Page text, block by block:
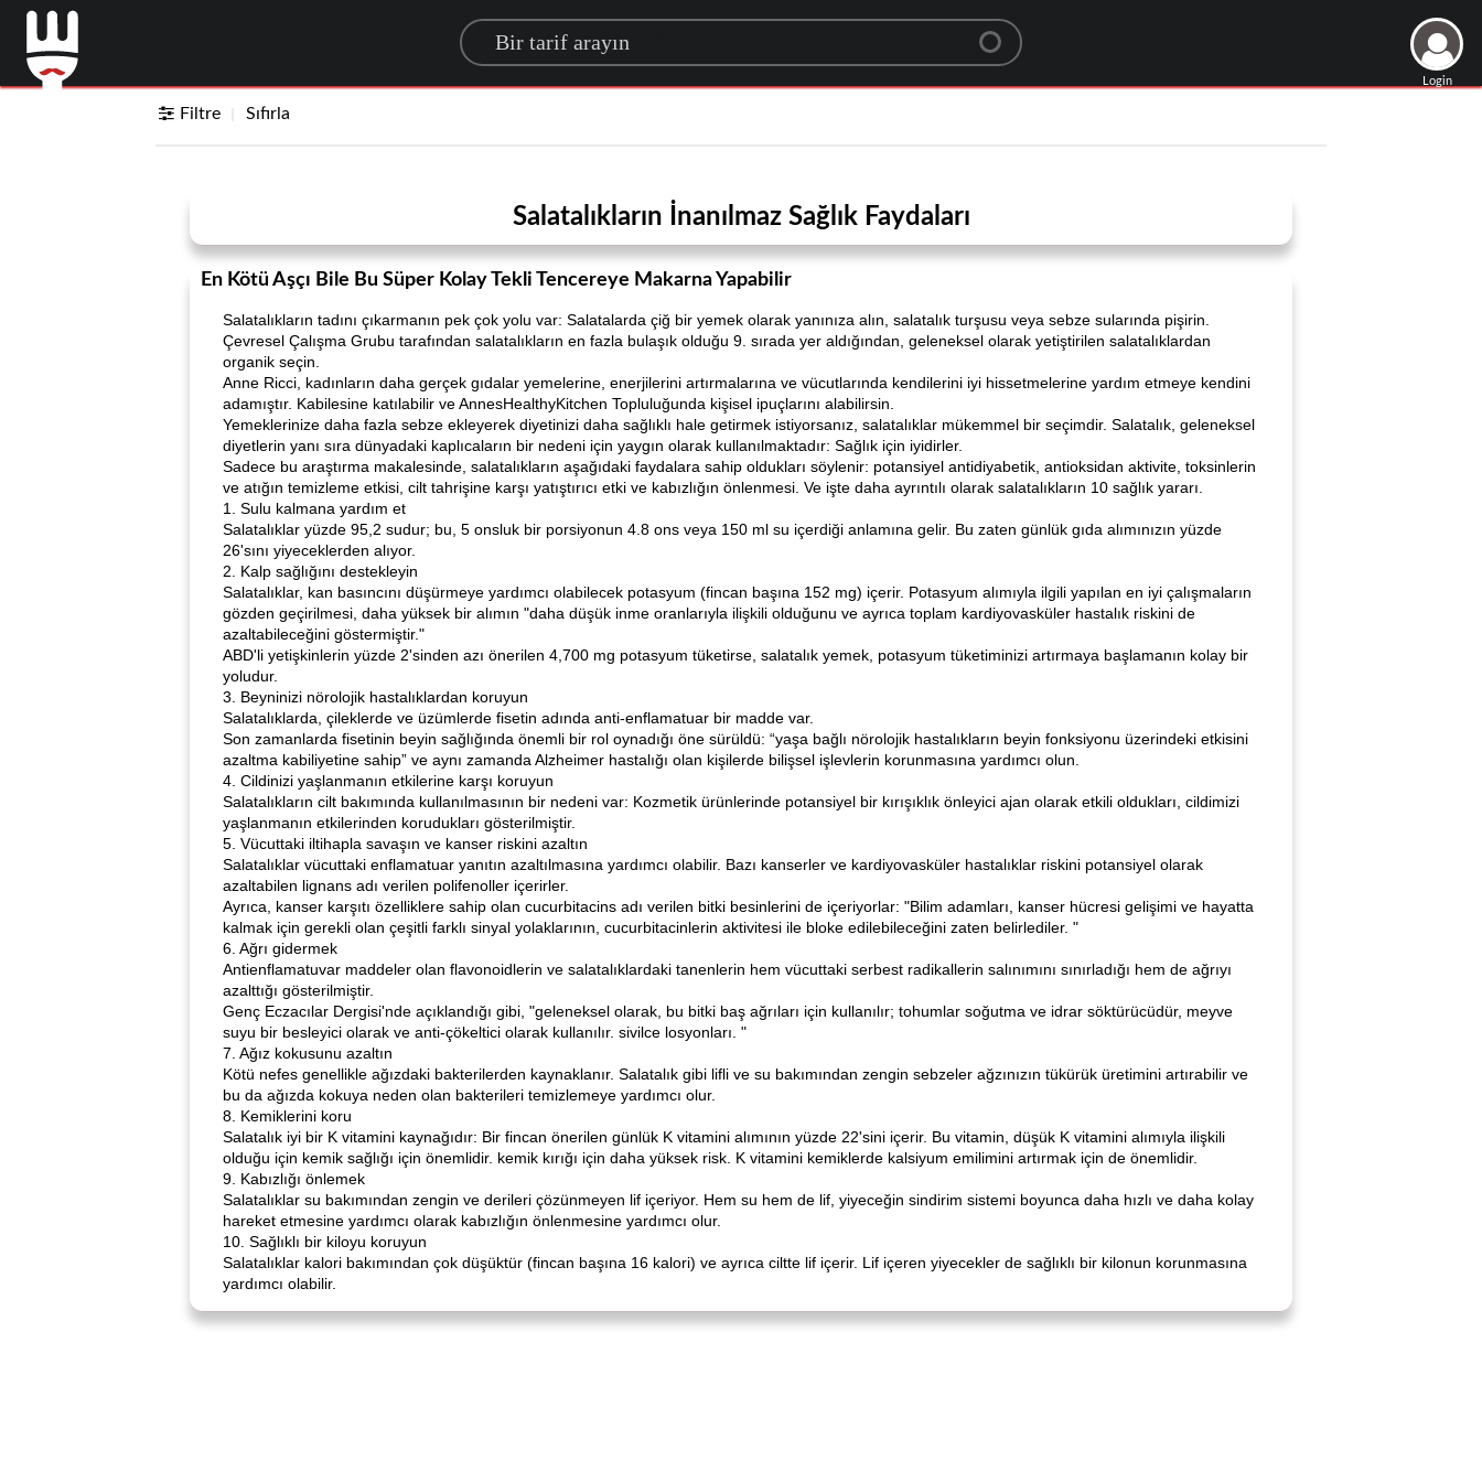
Search for a recipe
Login
Filtre Sıfırla
Salatalıkların İnanılmaz Sağlık Faydaları
En Kötü Aşçı Bile Bu Süper Kolay Tekli Tencereye Makarna Yapabilir
Salatalıkların tadını çıkarmanın pek çok yolu var: Salatalarda çiğ bir yemek olarak yanınıza alın, salatalık turşusu veya sebze sularında pişirin.
Çevresel Çalışma Grubu tarafından salatalıkların en fazla bulaşık olduğu 9. sırada yer aldığından, geleneksel olarak yetiştirilen salatalıklardan
organik seçin.
Anne Ricci, kadınların daha gerçek gıdalar yemelerine, enerjilerini artırmalarına ve vücutlarında kendilerini iyi hissetmelerine yardım etmeye kendini
adamıştır. Kabilesine katılabilir ve AnnesHealthyKitchen Topluluğunda kişisel ipuçlarını alabilirsin.
Yemeklerinize daha fazla sebze ekleyerek diyetinizi daha sağlıklı hale getirmek istiyorsanız, salatalıklar mükemmel bir seçimdir. Salatalık, geleneksel
diyetlerin yanı sıra dünyadaki kaplıcaların bir nedeni için yaygın olarak kullanılmaktadır: Sağlık için iyidirler.
Sadece bu araştırma makalesinde, salatalıkların aşağıdaki faydalara sahip oldukları söylenir: potansiyel antidiyabetik, antioksidan aktivite, toksinlerin
ve atığın temizleme etkisi, cilt tahrişine karşı yatıştırıcı etki ve kabızlığın önlenmesi. Ve işte daha ayrıntılı olarak salatalıkların 10 sağlık yararı.
1. Sulu kalmana yardım et
Salatalıklar yüzde 95,2 sudur; bu, 5 onsluk bir porsiyonun 4.8 ons veya 150 ml su içerdiği anlamına gelir. Bu zaten günlük gıda alımınızın yüzde
26'sını yiyeceklerden alıyor.
2. Kalp sağlığını destekleyin
Salatalıklar, kan basıncını düşürmeye yardımcı olabilecek potasyum (fincan başına 152 mg) içerir. Potasyum alımıyla ilgili yapılan en iyi çalışmaların
gözden geçirilmesi, daha yüksek bir alımın "daha düşük inme oranlarıyla ilişkili olduğunu ve ayrıca toplam kardiyovasküler hastalık riskini de
azaltabileceğini göstermiştir."
ABD'li yetişkinlerin yüzde 2'sinden azı önerilen 4,700 mg potasyum tüketirse, salatalık yemek, potasyum tüketiminizi artırmaya başlamanın kolay bir
yoludur.
3. Beyninizi nörolojik hastalıklardan koruyun
Salatalıklarda, çileklerde ve üzümlerde fisetin adında anti-enflamatuar bir madde var.
Son zamanlarda fisetinin beyin sağlığında önemli bir rol oynadığı öne sürüldü: “yaşa bağlı nörolojik hastalıkların beyin fonksiyonu üzerindeki etkisini
azaltma kabiliyetine sahip” ve aynı zamanda Alzheimer hastalığı olan kişilerde bilişsel işlevlerin korunmasına yardımcı olun.
4. Cildinizi yaşlanmanın etkilerine karşı koruyun
Salatalıkların cilt bakımında kullanılmasının bir nedeni var: Kozmetik ürünlerinde potansiyel bir kırışıklık önleyici ajan olarak etkili oldukları, cildimizi
yaşlanmanın etkilerinden korudukları gösterilmiştir.
5. Vücuttaki iltihapla savaşın ve kanser riskini azaltın
Salatalıklar vücuttaki enflamatuar yanıtın azaltılmasına yardımcı olabilir. Bazı kanserler ve kardiyovasküler hastalıklar riskini potansiyel olarak
azaltabilen lignans adı verilen polifenoller içerirler.
Ayrıca, kanser karşıtı özelliklere sahip olan cucurbitacins adı verilen bitki besinlerini de içeriyorlar: "Bilim adamları, kanser hücresi gelişimi ve hayatta
kalmak için gerekli olan çeşitli farklı sinyal yolaklarının, cucurbitacinlerin aktivitesi ile bloke edilebileceğini zaten belirlediler. "
6. Ağrı gidermek
Antienflamatuvar maddeler olan flavonoidlerin ve salatalıklardaki tanenlerin hem vücuttaki serbest radikallerin salınımını sınırladığı hem de ağrıyı
azalttığı gösterilmiştir.
Genç Eczacılar Dergisi'nde açıklandığı gibi, "geleneksel olarak, bu bitki baş ağrıları için kullanılır; tohumlar soğutma ve idrar söktürücüdür, meyve
suyu bir besleyici olarak ve anti-çökeltici olarak kullanılır. sivilce losyonları. "
7. Ağız kokusunu azaltın
Kötü nefes genellikle ağızdaki bakterilerden kaynaklanır. Salatalık gibi lifli ve su bakımından zengin sebzeler ağzınızın tükürük üretimini artırabilir ve
bu da ağızda kokuya neden olan bakterileri temizlemeye yardımcı olur.
8. Kemiklerini koru
Salatalık iyi bir K vitamini kaynağıdır: Bir fincan önerilen günlük K vitamini alımının yüzde 22'sini içerir. Bu vitamin, düşük K vitamini alımıyla ilişkili
olduğu için kemik sağlığı için önemlidir. kemik kırığı için daha yüksek risk. K vitamini kemiklerde kalsiyum emilimini artırmak için de önemlidir.
9. Kabızlığı önlemek
Salatalıklar su bakımından zengin ve derileri çözünmeyen lif içeriyor. Hem su hem de lif, yiyeceğin sindirim sistemi boyunca daha hızlı ve daha kolay
hareket etmesine yardımcı olarak kabızlığın önlenmesine yardımcı olur.
10. Sağlıklı bir kiloyu koruyun
Salatalıklar kalori bakımından çok düşüktür (fincan başına 16 kalori) ve ayrıca ciltte lif içerir. Lif içeren yiyecekler de sağlıklı bir kilonun korunmasına
yardımcı olabilir.